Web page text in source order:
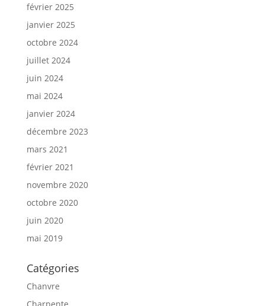
février 2025
janvier 2025
octobre 2024
juillet 2024
juin 2024
mai 2024
janvier 2024
décembre 2023
mars 2021
février 2021
novembre 2020
octobre 2020
juin 2020
mai 2019
Catégories
Chanvre